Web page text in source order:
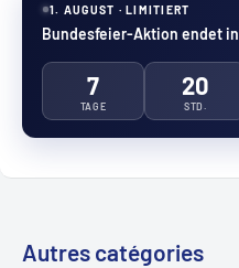
1. AUGUST · LIMITIERT
Bundesfeier-Aktion endet in
7
TAGE
20
STD.
Autres catégories